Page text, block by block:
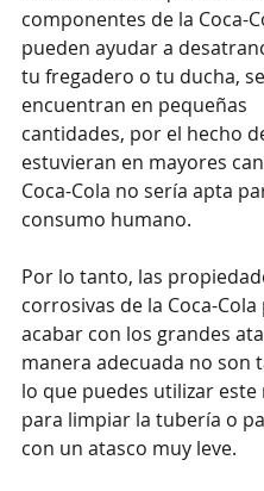
componentes de la Coca-
pueden ayudar a
tu fregadero o tu ducha, se
encuentran en pequeñas
cantidades, por el hecho
estuvieran en mayores
Coca-Cola no sería apta
consumo humano.
Por lo tanto, las
corrosivas de la Coca-Cola
acabar con los grandes
manera adecuada no son
lo que puedes utilizar este
para limpiar la tubería o
con un atasco muy leve.